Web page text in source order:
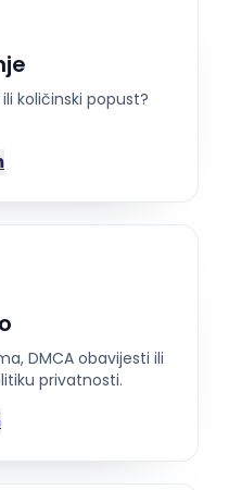
količinski popust?
DMCA obavijesti ili
privatnosti.